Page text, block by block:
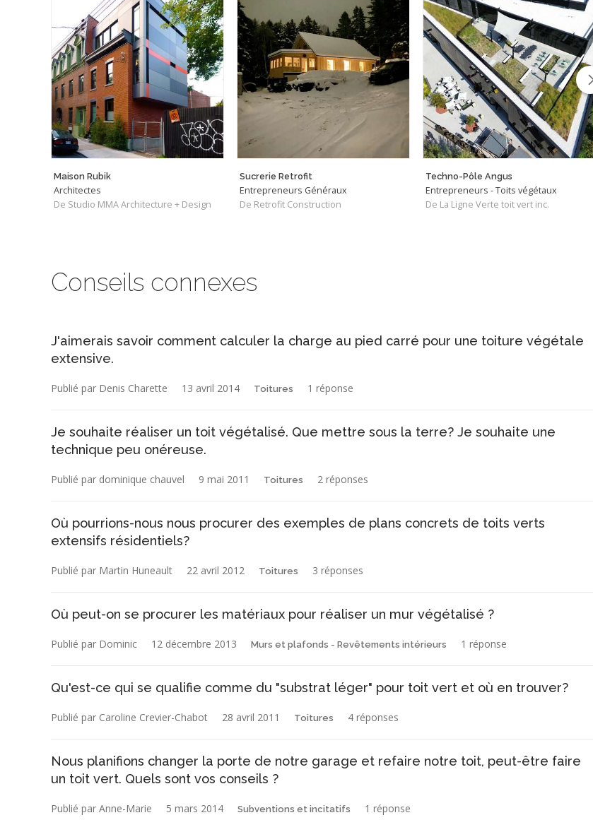
Maison Rubik
Architectes
De Studio MMA Architecture + Design
Sucrerie Retrofit
Entrepreneurs Généraux
De Retrofit Construction
Techno-Pôle Angus
Entrepreneurs - Toits végétaux
De La Ligne Verte toit vert inc.
Conseils connexes
J'aimerais savoir comment calculer la charge au pied carré pour une toiture végétale
extensive.
Publié par Denis Charette 13 avril 2014 Toitures 1 réponse
Je souhaite réaliser un toit végétalisé. Que mettre sous la terre? Je souhaite une
technique peu onéreuse.
Publié par dominique chauvel 9 mai 2011 Toitures 2 réponses
Où pourrions-nous nous procurer des exemples de plans concrets de toits verts
extensifs résidentiels?
Publié par Martin Huneault 22 avril 2012 Toitures 3 réponses
Où peut-on se procurer les matériaux pour réaliser un mur végétalisé ?
Publié par Dominic 12 décembre 2013 Murs et plafonds - Revêtements intérieurs 1 réponse
Qu'est-ce qui se qualifie comme du "substrat léger" pour toit vert et où en trouver?
Publié par Caroline Crevier-Chabot 28 avril 2011 Toitures 4 réponses
Nous planifions changer la porte de notre garage et refaire notre toit, peut-être faire
un toit vert. Quels sont vos conseils ?
Publié par Anne-Marie 5 mars 2014 Subventions et incitatifs 1 réponse